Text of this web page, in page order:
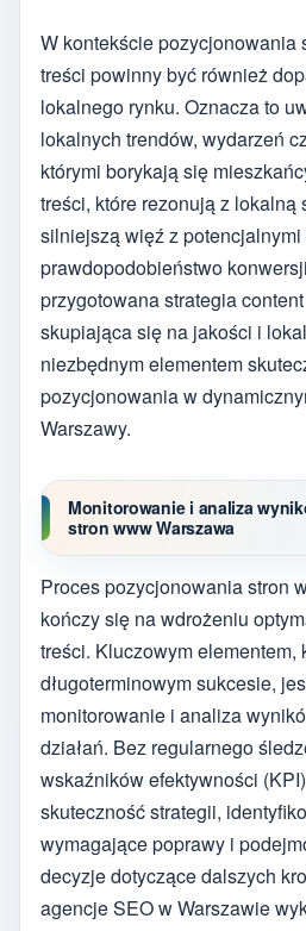
W kontekście pozycjonowania
treści powinny być również
lokalnego rynku. Oznacza to
lokalnych trendów, wydarzeń
którymi borykają się
treści, które rezonują z lokalną
silniejszą więź z
prawdopodobieństwo
przygotowana strategia
skupiająca się na jakości i
niezbędnym elementem
pozycjonowania w
Warszawy.
Monitorowanie i analiza
stron www Warszawa
Proces pozycjonowania stron
kończy się na wdrożeniu
treści. Kluczowym elementem,
długoterminowym sukcesie,
monitorowanie i analiza
działań. Bez regularnego
wskaźników efektywności
skuteczność strategii,
wymagające poprawy i
decyzje dotyczące dalszych
agencje SEO w Warszawie